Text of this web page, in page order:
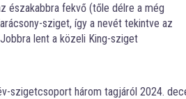
északabbra fekvő (tőle délre a még
sziget, így a nevét tekintve az
lent a közeli King-sziget
szigetcsoport három tagjáról 2024.